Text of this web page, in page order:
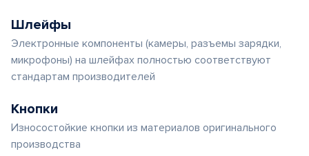
Шлейфы
Электронные компоненты (камеры, разъемы зарядки,
микрофоны) на шлейфах полностью соответствуют
стандартам производителей
Кнопки
Износостойкие кнопки из материалов оригинального
производства